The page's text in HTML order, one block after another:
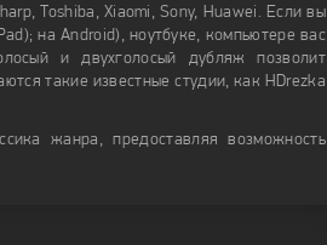
Toshiba, Xiaomi, Sony, Huawei. Если вы
на Android), ноутбуке, компьютере вас
и двухголосый дубляж позволит
такие известные студии, как HDrezka
жанра, предоставляя возможность